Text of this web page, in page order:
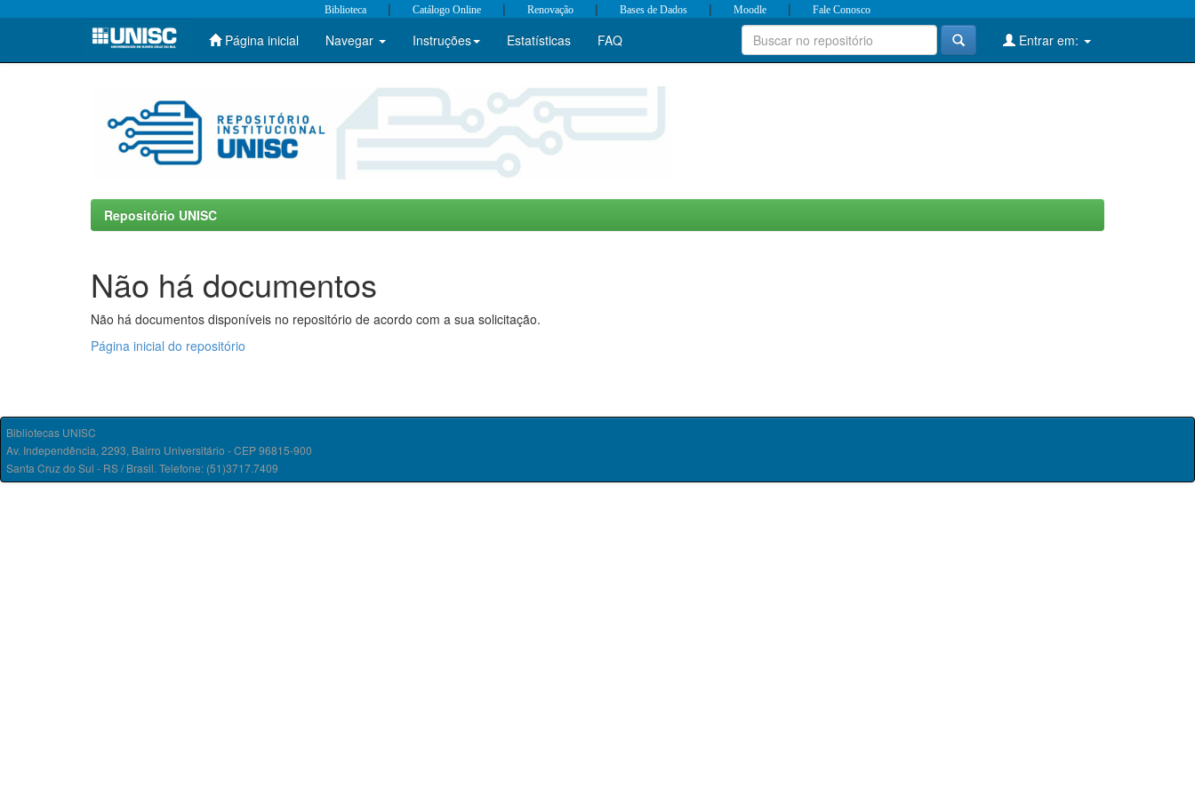
Skip
Biblioteca | Catálogo Online | Renovação | Bases de Dados | Moodle | Fale Conosco
Página inicial Navegar Instruções Estatísticas FAQ Entrar em:
Repositório UNISC
Não há documentos
Não há documentos disponíveis no repositório de acordo com a sua solicitação.
Página inicial do repositório
Bibliotecas UNISC
Av. Independência, 2293, Bairro Universitário - CEP 96815-900
Santa Cruz do Sul - RS / Brasil. Telefone: (51)3717.7409